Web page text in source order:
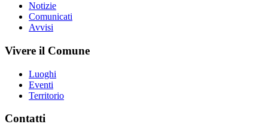
Notizie
Comunicati
Avvisi
Vivere il Comune
Luoghi
Eventi
Territorio
Contatti